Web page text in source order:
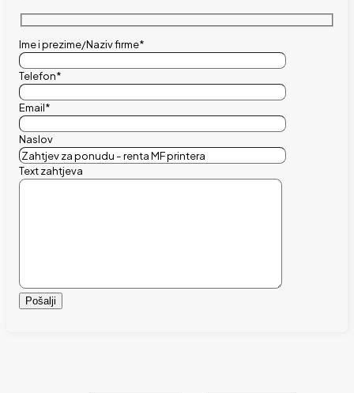
Ime i prezime/Naziv firme*
Telefon*
Email*
Naslov
Text zahtjeva